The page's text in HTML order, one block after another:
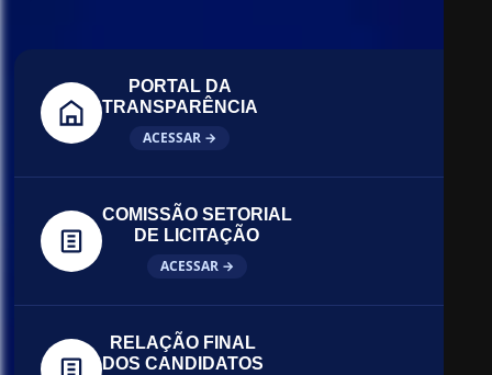
PORTAL DA
TRANSPARÊNCIA
ACESSAR →
COMISSÃO SETORIAL
DE LICITAÇÃO
ACESSAR →
RELAÇÃO FINAL
DOS CANDIDATOS